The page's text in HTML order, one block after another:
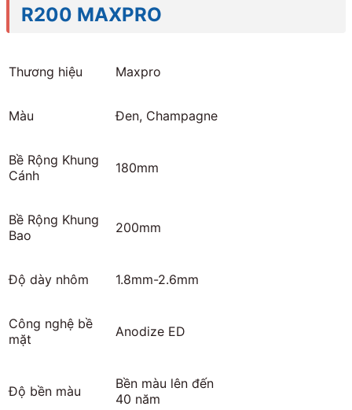
R200 MAXPRO
Thương hiệu Maxpro
Màu Đen, Champagne
Bề Rộng Khung
Cánh
180mm
Bề Rộng Khung
Bao
200mm
Độ dày nhôm 1.8mm-2.6mm
Công nghệ bề
mặt
Anodize ED
Độ bền màu
Bền màu lên đến
40 năm